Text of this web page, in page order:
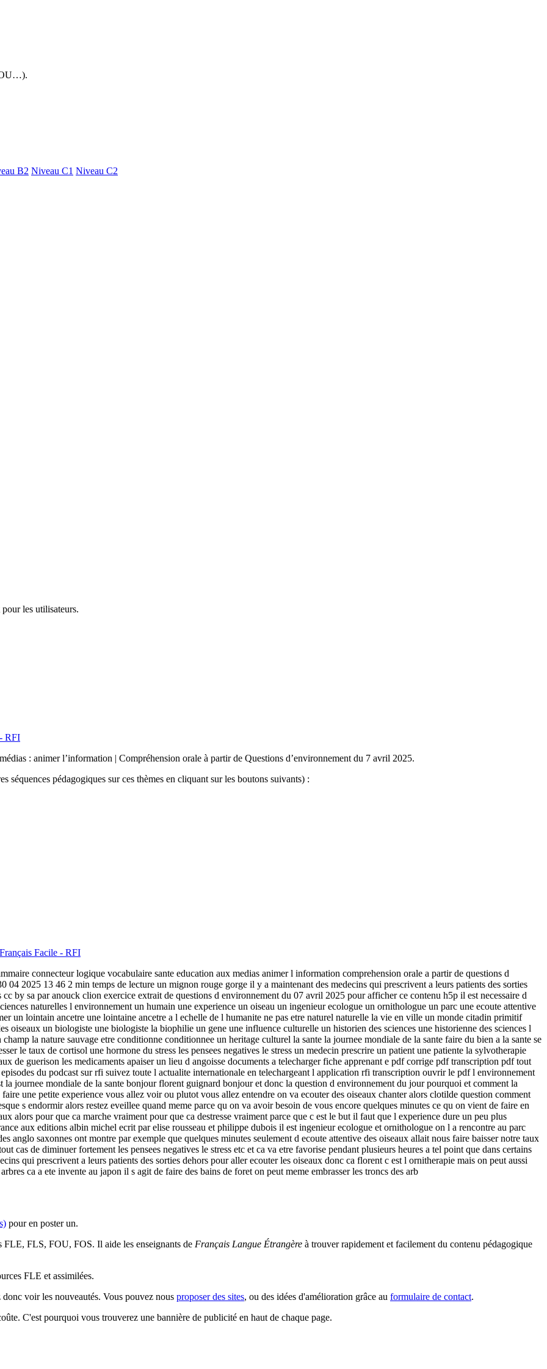
B2 Niveau C1 Niveau C2
pour les utilisateurs.
RFI
: animer l’information | Compréhension orale à partir de Questions d’environnement du 7 avril 2025.
séquences pédagogiques sur ces thèmes en cliquant sur les boutons suivants) :
Facile - RFI
connecteur logique vocabulaire sante education aux medias animer l information comprehension orale a partir de questions d
2025 13 46 2 min temps de lecture un mignon rouge gorge il y a maintenant des medecins qui prescrivent a leurs patients des sorties
by sa par anouck clion exercice extrait de questions d environnement du 07 avril 2025 pour afficher ce contenu h5p il est necessaire d
naturelles l environnement un humain une experience un oiseau un ingenieur ecologue un ornithologue un parc une ecoute attentive
un lointain ancetre une lointaine ancetre a l echelle de l humanite ne pas etre naturel naturelle la vie en ville un monde citadin primitif
oiseaux un biologiste une biologiste la biophilie un gene une influence culturelle un historien des sciences une historienne des sciences l
la nature sauvage etre conditionne conditionnee un heritage culturel la sante la journee mondiale de la sante faire du bien a la sante se
le taux de cortisol une hormone du stress les pensees negatives le stress un medecin prescrire un patient une patiente la sylvotherapie
de guerison les medicaments apaiser un lieu d angoisse documents a telecharger fiche apprenant e pdf corrige pdf transcription pdf tout
du podcast sur rfi suivez toute l actualite internationale en telechargeant l application rfi transcription ouvrir le pdf l environnement
journee mondiale de la sante bonjour florent guignard bonjour et donc la question d environnement du jour pourquoi et comment la
une petite experience vous allez voir ou plutot vous allez entendre on va ecouter des oiseaux chanter alors clotilde question comment
s endormir alors restez eveillee quand meme parce qu on va avoir besoin de vous encore quelques minutes ce qu on vient de faire en
alors pour que ca marche vraiment pour que ca destresse vraiment parce que c est le but il faut que l experience dure un peu plus
aux editions albin michel ecrit par elise rousseau et philippe dubois il est ingenieur ecologue et ornithologue on l a rencontre au parc
anglo saxonnes ont montre par exemple que quelques minutes seulement d ecoute attentive des oiseaux allait nous faire baisser notre taux
cas de diminuer fortement les pensees negatives le stress etc et ca va etre favorise pendant plusieurs heures a tel point que dans certains
qui prescrivent a leurs patients des sorties dehors pour aller ecouter les oiseaux donc ca florent c est l ornitherapie mais on peut aussi
ca a ete invente au japon il s agit de faire des bains de foret on peut meme embrasser les troncs des arb
pour en poster un.
FLE, FLS, FOU, FOS. Il aide les enseignants de Français Langue Étrangère à trouver rapidement et facilement du contenu pédagogique
FLE et assimilées.
voir les nouveautés. Vous pouvez nous proposer des sites, ou des idées d'amélioration grâce au formulaire de contact.
C'est pourquoi vous trouverez une bannière de publicité en haut de chaque page.